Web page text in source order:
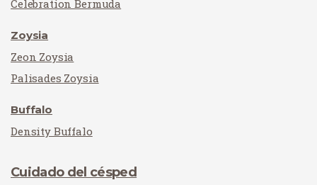
Celebration Bermuda
Zoysia
Zeon Zoysia
Palisades Zoysia
Buffalo
Density Buffalo
Cuidado del césped